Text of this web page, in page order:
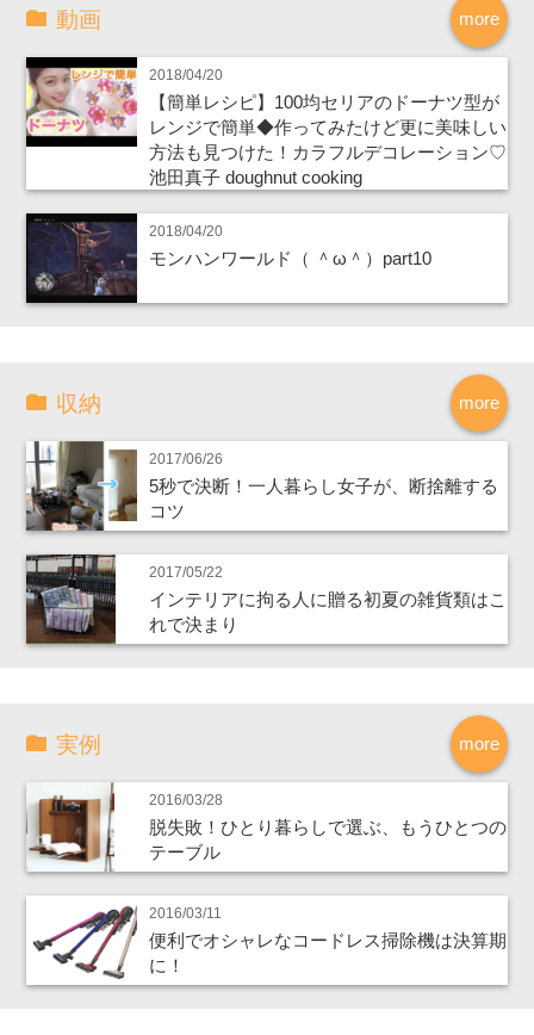
more
動画
2018/04/20
【簡単レシピ】100均セリアのドーナツ型が
レンジで簡単◆作ってみたけど更に美味しい
方法も見つけた！カラフルデコレーション♡
池田真子 doughnut cooking
2018/04/20
モンハンワールド（ ＾ω＾）part10
more
収納
2017/06/26
5秒で決断！一人暮らし女子が、断捨離する
コツ
2017/05/22
インテリアに拘る人に贈る初夏の雑貨類はこ
れで決まり
more
実例
2016/03/28
脱失敗！ひとり暮らしで選ぶ、もうひとつの
テーブル
2016/03/11
便利でオシャレなコードレス掃除機は決算期
に！